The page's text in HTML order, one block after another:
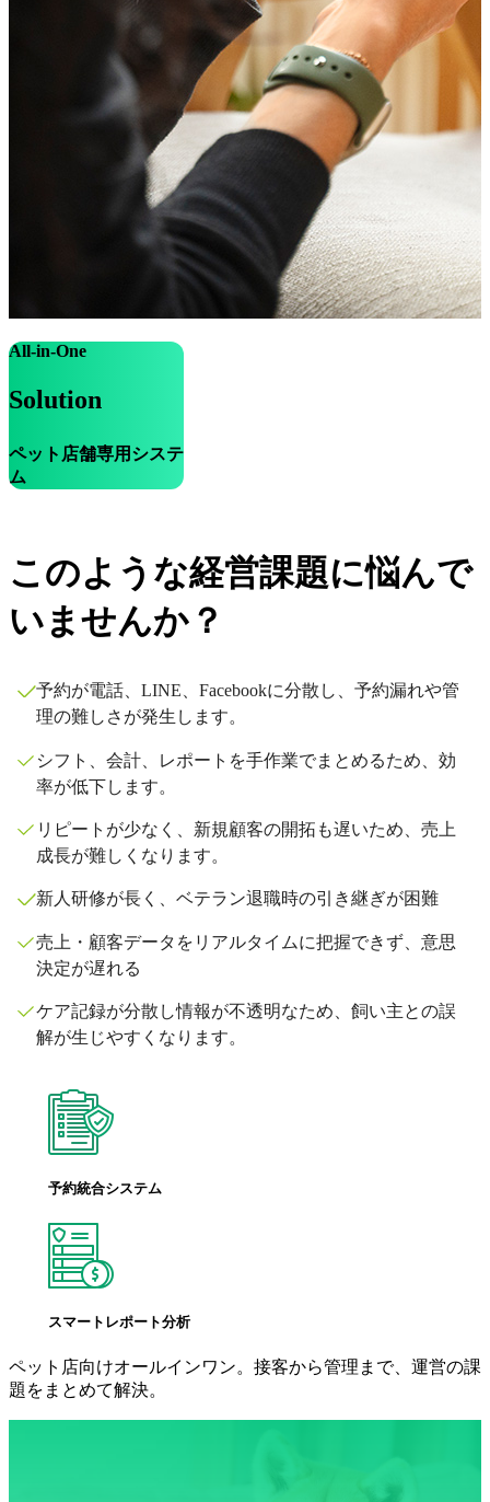
All-in-One
Solution
ペット店舗専用システ
ム
このような経営課題に悩んで
いませんか？
予約が電話、LINE、Facebookに分散し、予約漏れや管
理の難しさが発生します。
シフト、会計、レポートを手作業でまとめるため、効
率が低下します。
リピートが少なく、新規顧客の開拓も遅いため、売上
成長が難しくなります。
新人研修が長く、ベテラン退職時の引き継ぎが困難
売上・顧客データをリアルタイムに把握できず、意思
決定が遅れる
ケア記録が分散し情報が不透明なため、飼い主との誤
解が生じやすくなります。
予約統合システム
スマートレポート分析
ペット店向けオールインワン。接客から管理まで、運営の課
題をまとめて解決。